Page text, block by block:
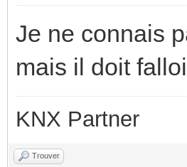
Je ne connais
mais il doit
KNX Partner
Trouver